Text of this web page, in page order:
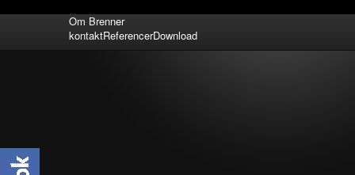
Om Brenner
kontaktReferencerDownload